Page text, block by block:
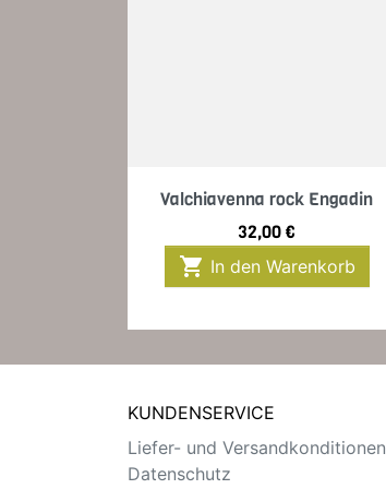
Vorschau
Valchiavenna rock Engadin
Preis
32,00 €
 In den Warenkorb
KUNDENSERVICE
Liefer- und Versandkonditionen
Datenschutz